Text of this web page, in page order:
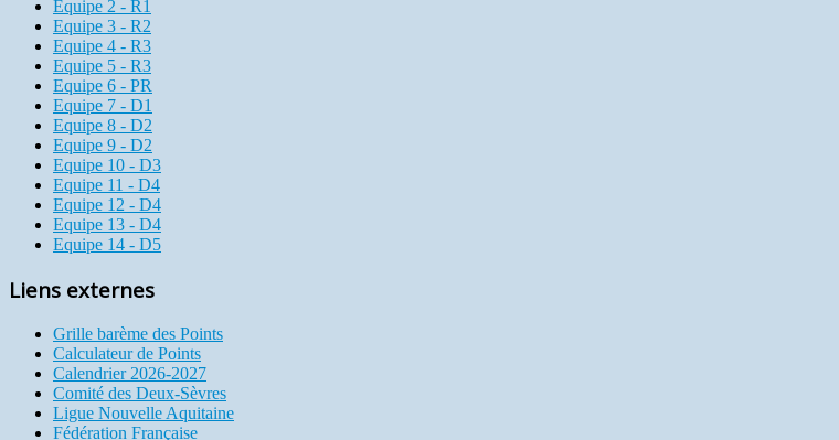
Equipe 2 - R1
Equipe 3 - R2
Equipe 4 - R3
Equipe 5 - R3
Equipe 6 - PR
Equipe 7 - D1
Equipe 8 - D2
Equipe 9 - D2
Equipe 10 - D3
Equipe 11 - D4
Equipe 12 - D4
Equipe 13 - D4
Equipe 14 - D5
Liens externes
Grille barème des Points
Calculateur de Points
Calendrier 2026-2027
Comité des Deux-Sèvres
Ligue Nouvelle Aquitaine
Fédération Française